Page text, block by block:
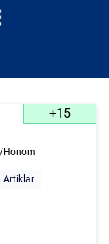
+15
Honom
Artiklar